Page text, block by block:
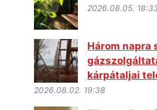
2026.08.05.
Három napra
kárpátaljai
2026.08.02. 19:38